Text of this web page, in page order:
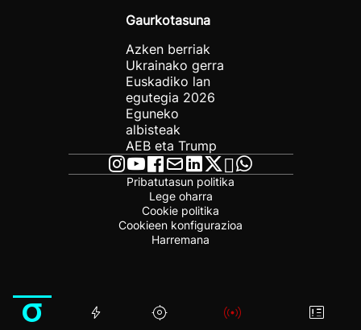
Gaurkotasuna
Azken berriak
Ukrainako gerra
Euskadiko lan
egutegia 2026
Eguneko
albisteak
AEB eta Trump
Pribatutasun politika
Lege oharra
Cookie politika
Cookieen konfigurazioa
Harremana